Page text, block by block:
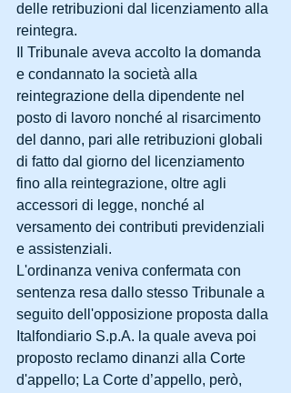
delle retribuzioni dal licenziamento alla
reintegra.
Il Tribunale aveva accolto la domanda
e condannato la società alla
reintegrazione della dipendente nel
posto di lavoro nonché al risarcimento
del danno, pari alle retribuzioni globali
di fatto dal giorno del licenziamento
fino alla reintegrazione, oltre agli
accessori di legge, nonché al
versamento dei contributi previdenziali
e assistenziali.
L'ordinanza veniva confermata con
sentenza resa dallo stesso Tribunale a
seguito dell'opposizione proposta dalla
Italfondiario S.p.A. la quale aveva poi
proposto reclamo dinanzi alla Corte
d'appello; La Corte d’appello, però,